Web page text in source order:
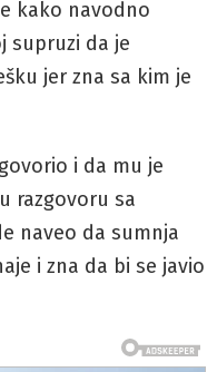
kako navodno
supruzi da je
jer zna sa kim je
i da mu je
razgovoru sa
naveo da sumnja
i zna da bi se javio